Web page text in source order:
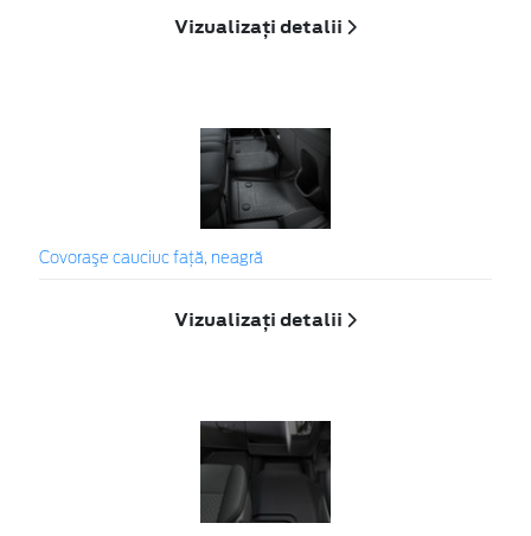
Vizualizați detalii
Covoraşe cauciuc faţă, neagră
Vizualizați detalii